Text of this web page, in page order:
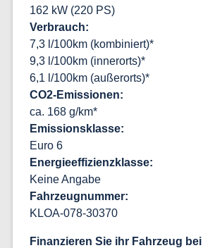
162 kW(220 PS)
Verbrauch
7,3 l/100km (kombiniert)*
9,3 l/100km (innerorts)*
6,1 l/100km (außerorts)*
CO2-Emissionen
ca. 168 g/km*
Emissionsklasse
Euro 6
Energieeffizienzklasse
Keine Angabe
Fahrzeugnummer
KLOA-078-30370
Finanzieren Sie ihr Fahrzeug